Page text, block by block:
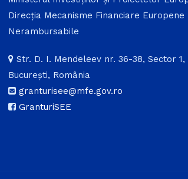
Direcția Mecanisme Financiare Europene
Nerambursabile
Str. D. I. Mendeleev nr. 36-38, Sector 1,
București, România
granturisee@mfe.gov.ro
GranturiSEE